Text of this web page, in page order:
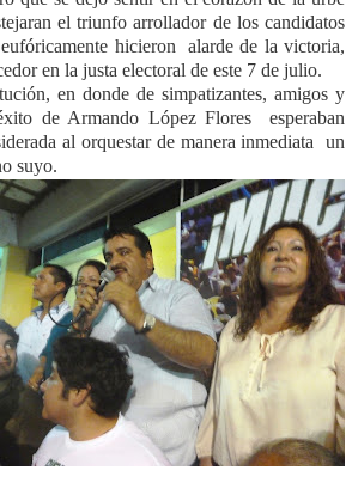
el triunfo arrollador de los candidatos
hicieron alarde de la victoria,
en la justa electoral de este 7 de julio.
en donde de simpatizantes, amigos y
de Armando López Flores esperaban
al orquestar de manera inmediata un
suyo.